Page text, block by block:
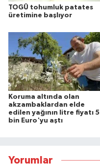
TOGÜ tohumluk patates
üretimine başlıyor
Koruma altında olan
akzambaklardan elde
edilen yağının litre fiyatı 5
bin Euro'yu aştı
Yorumlar